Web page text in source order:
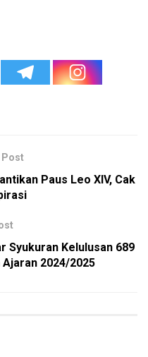
Post
Paus Leo XIV, Cak
Syukuran Kelulusan 689
Ajaran 2024/2025